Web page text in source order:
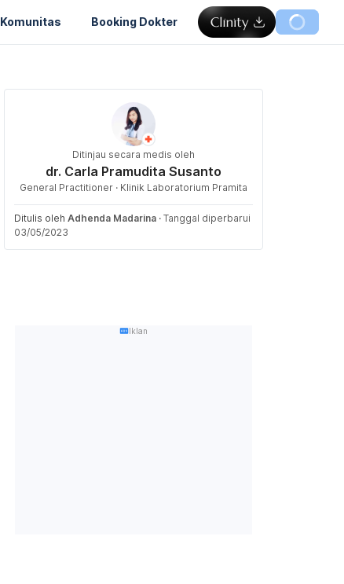
Komunitas Booking Dokter
Ditinjau secara medis oleh
dr. Carla Pramudita Susanto
General Practitioner · Klinik Laboratorium Pramita
Ditulis oleh Adhenda Madarina · Tanggal diperbarui
03/05/2023
Iklan